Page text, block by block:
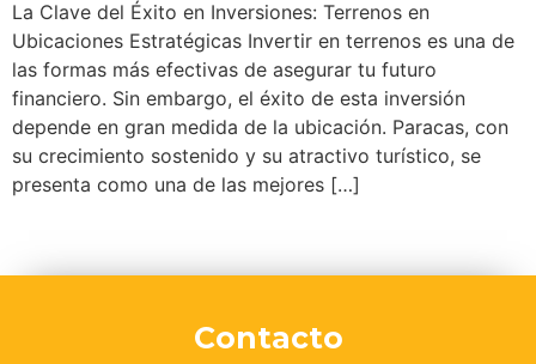
La Clave del Éxito en Inversiones: Terrenos en
Ubicaciones Estratégicas Invertir en terrenos es una de
las formas más efectivas de asegurar tu futuro
financiero. Sin embargo, el éxito de esta inversión
depende en gran medida de la ubicación. Paracas, con
su crecimiento sostenido y su atractivo turístico, se
presenta como una de las mejores […]
Contacto